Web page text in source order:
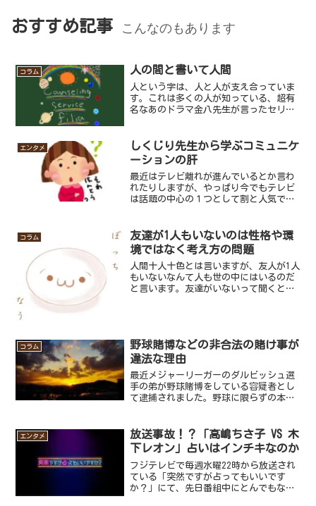
おすすめ記事 こんなのもあります
コラム 人の間と書いて人間
人という字は、人と人が支え合っていま
す。これは多くの人が知っている、超有
名なあのドラマ金八先生が言ったセリフ
の語源は人がチンパンジーなどのような
立ち姿で腕を垂らして猫背...
エンタメ
しくじり先生から学ぶコミュニケ
ーションの肝
最近はテレビ離れが進んでいるとか言わ
れたりしますが、やっぱり今でもテレビ
は話題の中心の１つとして割と人気です
言う番組があります。この番組はゲスト
の失敗談を基に人生の教訓...
コラム
友達が1人もいないのは性格や環
境ではなく考え方の問題
人間十人十色とは言いますが、友人が1人
もいないなんて人も世の中にはいるのだ
と言います。友達がいないって聞くと、
コラム
野球賭博などの非合法の賭け事が
違法な理由
最近メジャーリーガーのダルビッシュ選
手の弟が野球賭博をしている容疑者とし
て逮捕されました。野球に限らずの本の
すが、なぜそれらが違法なのかはあまり
よく知らないと言う人も少...
エンタメ
放送事故！？「高嶋ちさ子 VS 木
下レオン」占いはインチキなのか
フジテレビで毎週水曜22時から放送され
ている「突然ですが占ってもいいです
か？」にて、先日番組中にとんでもない